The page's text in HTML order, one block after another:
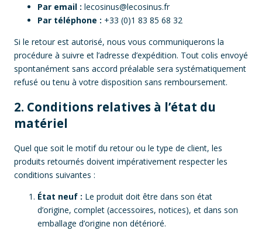
Par email : lecosinus@lecosinus.fr
Par téléphone : +33 (0)1 83 85 68 32
Si le retour est autorisé, nous vous communiquerons la
procédure à suivre et l’adresse d’expédition. Tout colis envoyé
spontanément sans accord préalable sera systématiquement
refusé ou tenu à votre disposition sans remboursement.
2. Conditions relatives à l’état du
matériel
Quel que soit le motif du retour ou le type de client, les
produits retournés doivent impérativement respecter les
conditions suivantes :
État neuf : Le produit doit être dans son état
d’origine, complet (accessoires, notices), et dans son
emballage d’origine non détérioré.